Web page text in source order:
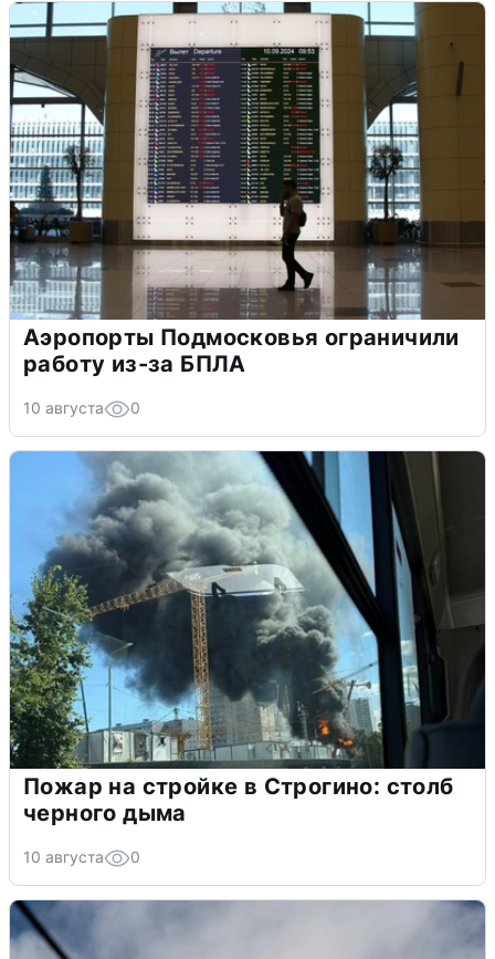
Аэропорты Подмосковья ограничили
работу из-за БПЛА
10 августа 0
Пожар на стройке в Строгино: столб
черного дыма
10 августа 0